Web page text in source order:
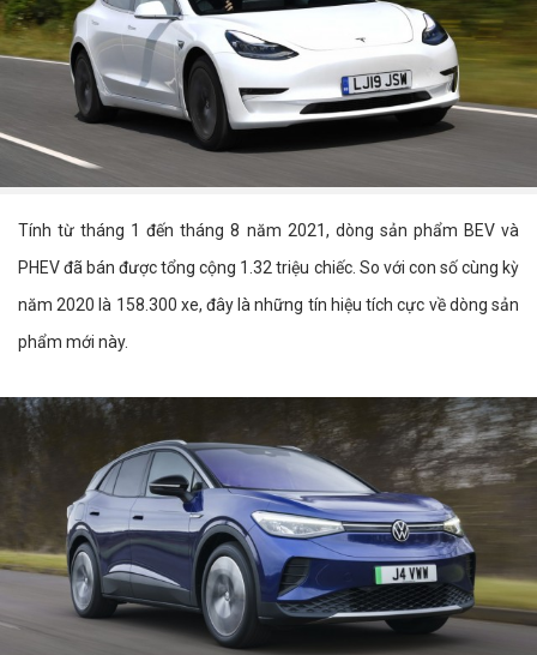
Tính từ tháng 1 đến tháng 8 năm 2021, dòng sản phẩm BEV và
PHEV đã bán được tổng cộng 1.32 triệu chiếc. So với con số cùng kỳ
năm 2020 là 158.300 xe, đây là những tín hiệu tích cực về dòng sản
phẩm mới này.